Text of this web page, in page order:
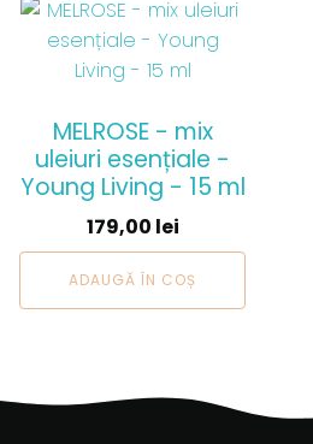
MELROSE - mix
uleiuri esențiale -
Young Living - 15 ml
179,00 lei
ADAUGĂ ÎN COȘ